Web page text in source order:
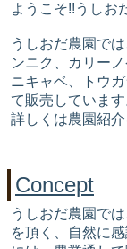
ようこそ!!うしお
うしおだ農園で
ンニク、カリー
ニキャベ、トウ
て販売しています
詳しくは農園紹介
Concept
うしおだ農園で
を頂く、自然に